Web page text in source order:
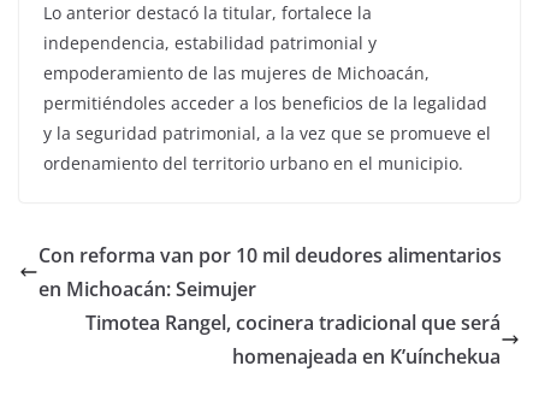
Lo anterior destacó la titular, fortalece la
independencia, estabilidad patrimonial y
empoderamiento de las mujeres de Michoacán,
permitiéndoles acceder a los beneficios de la legalidad
y la seguridad patrimonial, a la vez que se promueve el
ordenamiento del territorio urbano en el municipio.
Con reforma van por 10 mil deudores alimentarios
en Michoacán: Seimujer
Timotea Rangel, cocinera tradicional que será
homenajeada en K’uínchekua